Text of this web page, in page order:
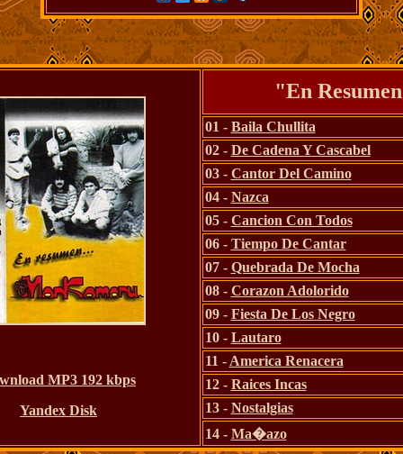
MP3 192 kbps
Yandex Disk
"En
01 - Baila Chullita
02 - De Cadena Y Cascabel
03 - Cantor Del Camino
04 - Nazca
05 - Cancion Con Todos
06 - Tiempo De Cantar
07 - Quebrada De Mocha
08 - Corazon Adolorido
09 - Fiesta De Los Negro
10 - Lautaro
11 - America Renacera
12 - Raices Incas
13 - Nostalgias
14 - Ma�azo